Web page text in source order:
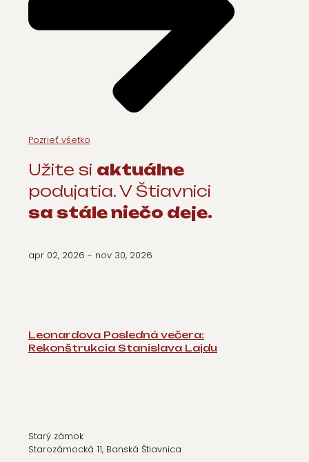
Pozrieť všetko
Užite si aktuálne
podujatia. V Štiavnici
sa stále niečo deje.
apr 02, 2026 - nov 30, 2026
Leonardova Posledná večera:
Rekonštrukcia Stanislava Lajdu
Starý zámok
Starozámocká 11, Banská Štiavnica